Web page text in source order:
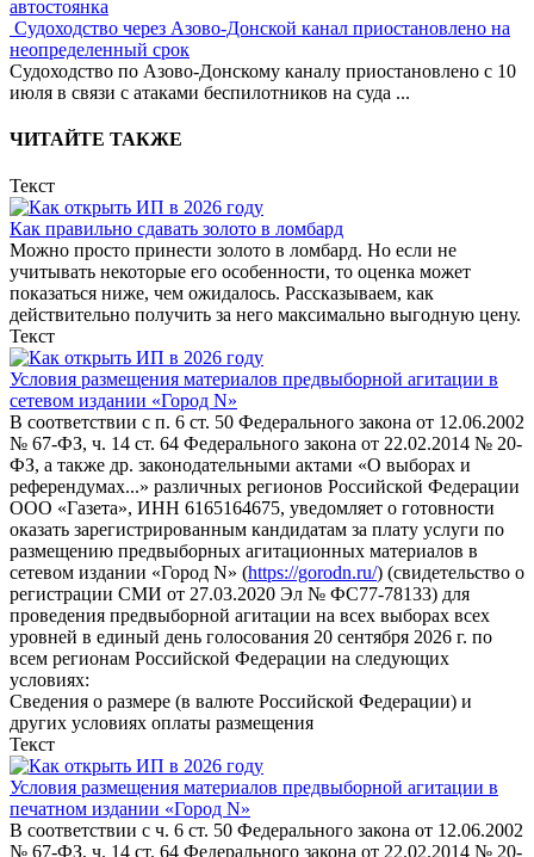
автостоянка
Судоходство через Азово-Донской канал приостановлено на
неопределенный срок
Судоходство по Азово-Донскому каналу приостановлено с 10
июля в связи с атаками беспилотников на суда ...
ЧИТАЙТЕ ТАКЖЕ
Текст
Как правильно сдавать золото в ломбард
Можно просто принести золото в ломбард. Но если не
учитывать некоторые его особенности, то оценка может
показаться ниже, чем ожидалось. Рассказываем, как
действительно получить за него максимально выгодную цену.
Текст
Условия размещения материалов предвыборной агитации в
сетевом издании «Город N»
В соответствии с п. 6 ст. 50 Федерального закона от 12.06.2002
№ 67-ФЗ, ч. 14 ст. 64 Федерального закона от 22.02.2014 № 20-
ФЗ, а также др. законодательными актами «О выборах и
референдумах...» различных регионов Российской Федерации
ООО «Газета», ИНН 6165164675, уведомляет о готовности
оказать зарегистрированным кандидатам за плату услуги по
размещению предвыборных агитационных материалов в
сетевом издании «Город N» (https://gorodn.ru/) (свидетельство о
регистрации СМИ от 27.03.2020 Эл № ФС77-78133) для
проведения предвыборной агитации на всех выборах всех
уровней в единый день голосования 20 сентября 2026 г. по
всем регионам Российской Федерации на следующих
условиях:
Сведения о размере (в валюте Российской Федерации) и
других условиях оплаты размещения
Текст
Условия размещения материалов предвыборной агитации в
печатном издании «Город N»
В соответствии с ч. 6 ст. 50 Федерального закона от 12.06.2002
№ 67-ФЗ, ч. 14 ст. 64 Федерального закона от 22.02.2014 № 20-